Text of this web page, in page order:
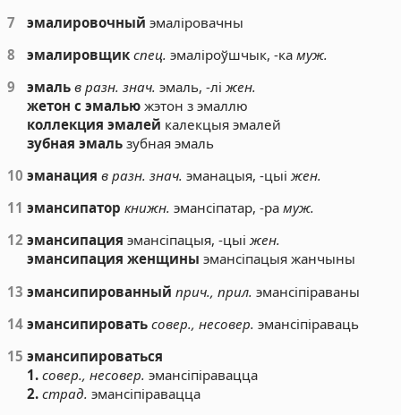
7
эмалировочный эмаліровачны
8
эмалировщик спец. эмаліроўшчык, -камуж.
9
эмаль в разн. знач. эмаль, -ліжен.
жетон с эмалью жэтон з эмаллю
коллекция эмалей калекцыя эмалей
зубная эмаль зубная эмаль
10 эманация в разн. знач. эманацыя, -цыіжен.
11 эмансипатор книжн. эмансіпатар, -рамуж.
12 эмансипация эмансіпацыя, -цыіжен.
эмансипация женщины эмансіпацыя жанчыны
13 эмансипированный прич., прил. эмансіпіраваны
14 эмансипировать совер., несовер. эмансіпіраваць
15 эмансипироваться
1. совер., несовер. эмансіпіравацца
2. страд. эмансіпіравацца